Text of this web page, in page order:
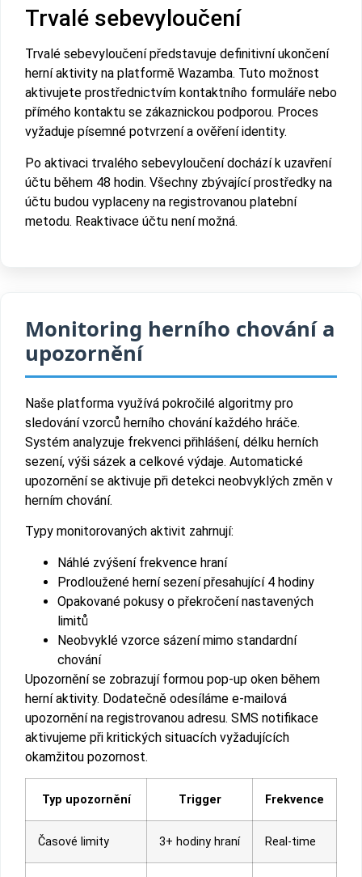
Trvalé sebevyloučení
Trvalé sebevyloučení představuje definitivní ukončení
herní aktivity na platformě Wazamba. Tuto možnost
aktivujete prostřednictvím kontaktního formuláře nebo
přímého kontaktu se zákaznickou podporou. Proces
vyžaduje písemné potvrzení a ověření identity.
Po aktivaci trvalého sebevyloučení dochází k uzavření
účtu během 48 hodin. Všechny zbývající prostředky na
účtu budou vyplaceny na registrovanou platební
metodu. Reaktivace účtu není možná.
Monitoring herního chování a
upozornění
Naše platforma využívá pokročilé algoritmy pro
sledování vzorců herního chování každého hráče.
Systém analyzuje frekvenci přihlášení, délku herních
sezení, výši sázek a celkové výdaje. Automatické
upozornění se aktivuje při detekci neobvyklých změn v
herním chování.
Typy monitorovaných aktivit zahrnují:
Náhlé zvýšení frekvence hraní
Prodloužené herní sezení přesahující 4 hodiny
Opakované pokusy o překročení nastavených
limitů
Neobvyklé vzorce sázení mimo standardní
chování
Upozornění se zobrazují formou pop-up oken během
herní aktivity. Dodatečně odesíláme e-mailová
upozornění na registrovanou adresu. SMS notifikace
aktivujeme při kritických situacích vyžadujících
okamžitou pozornost.
Typ upozornění Trigger Frekvence
Časové limity 3+ hodiny hraní Real-time